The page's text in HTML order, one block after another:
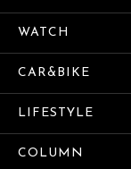
WATCH
CAR&BIKE
LIFESTYLE
COLUMN